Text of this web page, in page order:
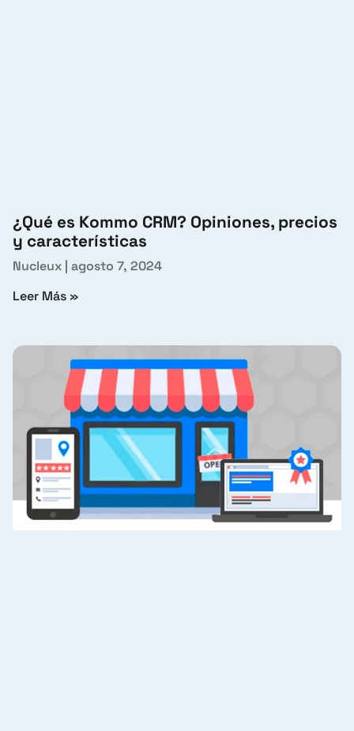
¿Qué es Kommo CRM? Opiniones, precios
y características
Nucleux agosto 7, 2024
Leer Más »